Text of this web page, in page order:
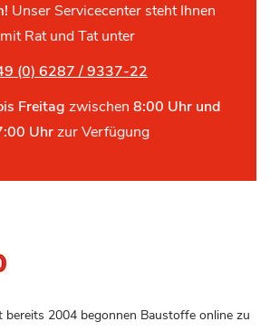
Unser Servicecenter steht Ihnen
mit Rat und Tat unter
(0) 6287 / 9337-22
Freitag zwischen 8:00 Uhr und
Uhrzur Verfügung
bereits 2004 begonnen Baustoffe online zu